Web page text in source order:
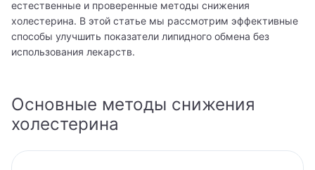
естественные и проверенные методы снижения
холестерина. В этой статье мы рассмотрим эффективные
способы улучшить показатели липидного обмена без
использования лекарств.
Основные методы снижения
холестерина